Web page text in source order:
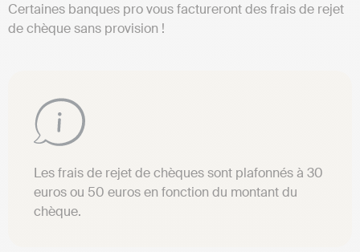
Certaines banques pro vous factureront des frais de rejet
de chèque sans provision !
Les frais de rejet de chèques sont plafonnés à 30
euros ou 50 euros en fonction du montant du
chèque.